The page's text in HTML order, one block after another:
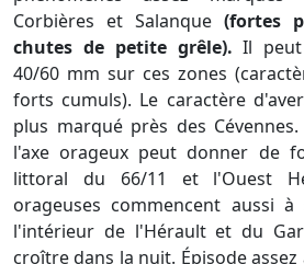
Corbières et Salanque (fortes
chutes de petite grêle). Il
40/60 mm sur ces zones
forts cumuls). Le caractère
plus marqué près des
l'axe orageux peut donner de
littoral du 66/11 et l'Ouest
orageuses commencent aussi
l'intérieur de l'Hérault et du
croître dans la nuit. Épisode